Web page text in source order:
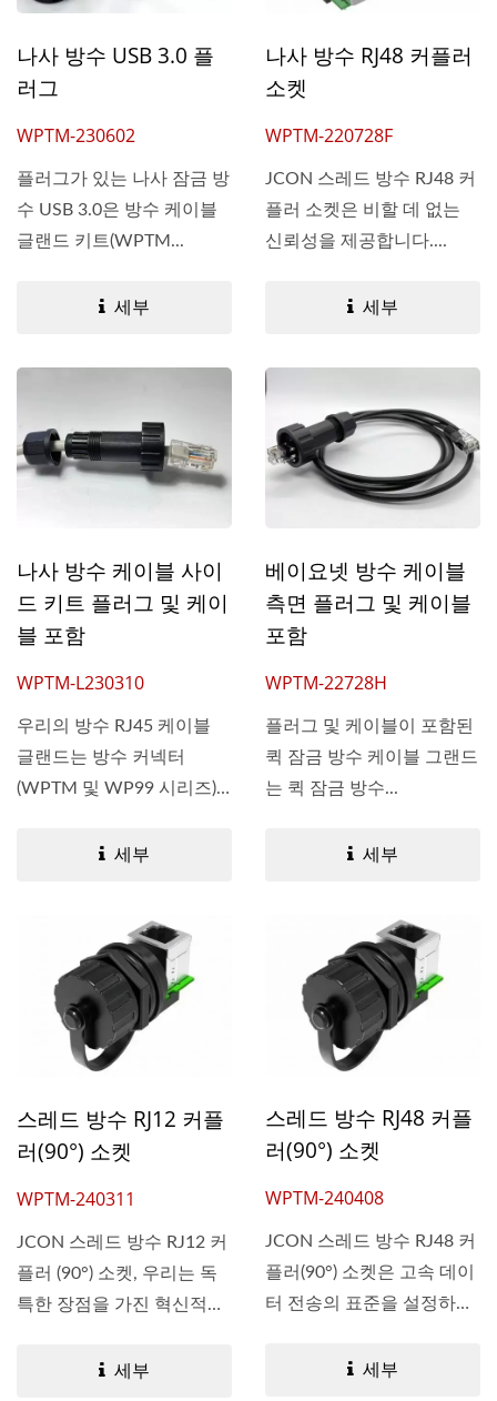
나사 방수 USB 3.0 플
러그
WPTM-230602
플러그가 있는 나사 잠금 방
수 USB 3.0은 방수 케이블
글랜드 키트(WPTM...
세부
나사 방수 RJ48 커플러
소켓
WPTM-220728F
JCON 스레드 방수 RJ48 커
플러 소켓은 비할 데 없는
신뢰성을 제공합니다....
세부
나사 방수 케이블 사이
드 키트 플러그 및 케이
블 포함
WPTM-L230310
우리의 방수 RJ45 케이블
글랜드는 방수 커넥터
(WPTM 및 WP99 시리즈)
세부
베이요넷 방수 케이블
측면 플러그 및 케이블
포함
WPTM-22728H
플러그 및 케이블이 포함된
퀵 잠금 방수 케이블 그랜드
는 퀵 잠금 방수...
세부
스레드 방수 RJ12 커플
러(90°) 소켓
WPTM-240311
JCON 스레드 방수 RJ12 커
플러 (90°) 소켓, 우리는 독
특한 장점을 가진 혁신적
세부
스레드 방수 RJ48 커플
러(90°) 소켓
WPTM-240408
JCON 스레드 방수 RJ48 커
플러(90°) 소켓은 고속 데이
터 전송의 표준을 설정하
세부